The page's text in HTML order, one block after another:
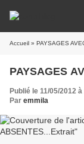
Accueil » PAYSAGES
PAYSAGES
Publié le 11/05/2012
Par emmila